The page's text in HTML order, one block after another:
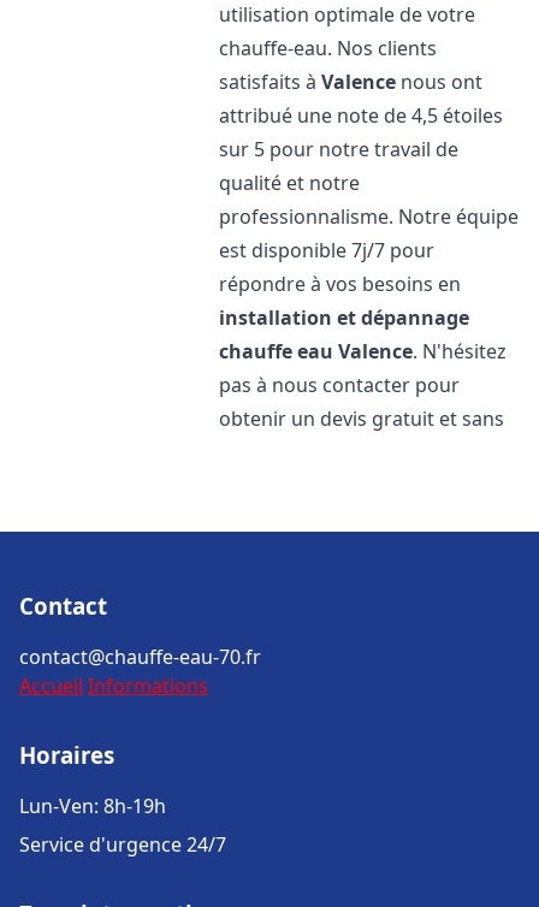
utilisation optimale de votre
chauffe-eau. Nos clients
satisfaits àValence nous ont
attribué une note de 4,5 étoiles
sur 5 pour notre travail de
qualité et notre
professionnalisme. Notre équipe
est disponible 7j/7 pour
répondre à vos besoins en
installation et dépannage
chauffe eau Valence. N'hésitez
pas à nous contacter pour
obtenir un devis gratuit et sans
Contact
contact@chauffe-eau-70.fr
Accueil Informations
Horaires
Lun-Ven: 8h-19h
Service d'urgence 24/7